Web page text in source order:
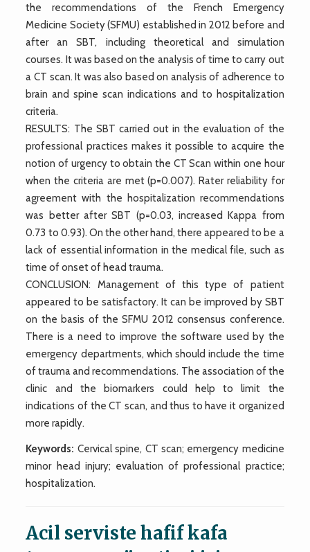
the recommendations of the French Emergency
Medicine Society (SFMU) established in 2012 before and
after an SBT, including theoretical and simulation
courses. It was based on the analysis of time to carry out
a CT scan. It was also based on analysis of adherence to
brain and spine scan indications and to hospitalization
criteria.
RESULTS: The SBT carried out in the evaluation of the
professional practices makes it possible to acquire the
notion of urgency to obtain the CT Scan within one hour
when the criteria are met (p=0.007). Rater reliability for
agreement with the hospitalization recommendations
was better after SBT (p=0.03, increased Kappa from
0.73 to 0.93). On the other hand, there appeared to be a
lack of essential information in the medical file, such as
time of onset of head trauma.
CONCLUSION: Management of this type of patient
appeared to be satisfactory. It can be improved by SBT
on the basis of the SFMU 2012 consensus conference.
There is a need to improve the software used by the
emergency departments, which should include the time
of trauma and recommendations. The association of the
clinic and the biomarkers could help to limit the
indications of the CT scan, and thus to have it organized
more rapidly.
Keywords: Cervical spine, CT scan; emergency medicine
minor head injury; evaluation of professional practice;
hospitalization.
Acil serviste hafif kafa